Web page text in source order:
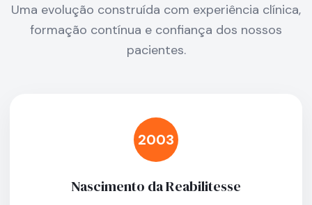
Uma evolução construída com experiência clínica,
formação contínua e confiança dos nossos
pacientes.
2003
Nascimento da Reabilitesse